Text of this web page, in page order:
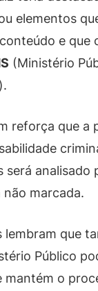
elementos
e que
(Ministério
reforça que a
será analisado
não marcada.
lembram que
Público
mantém o